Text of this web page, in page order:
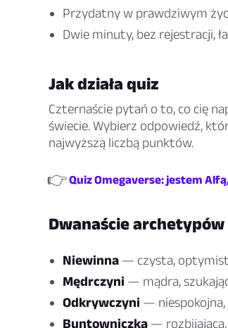
Przydatny w prawdziwym
Dwie minuty, bez rejestracji,
Jak działa quiz
Czternaście pytań o to, co cię
świecie. Wybierz odpowiedź,
najwyższą liczbą punktów.
👉Quiz Omegaverse: jestem
Dwanaście archetypów
Niewinna — czysta,
Mędrczyni — mądra,
Odkrywczyni — niespokojna,
Buntowniczka — rozbijająca,